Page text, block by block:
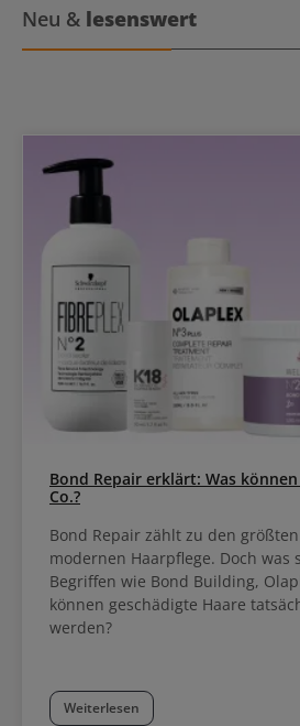
Leichtes und sauberes Auftragen Sehr sparsam (bis zu 50
Anwendungen) Anwendung von Foamie Festes Deodorant Boden
mit den Fingern von unten hochdrücken. Stick direkt
Neu & lesenswert
Bond Repair erklärt: Was
Co.?
Bond Repair zählt zu den
modernen Haarpflege. Doch was
Begriffen wie Bond Building,
können geschädigte Haare
werden?
Weiterlesen